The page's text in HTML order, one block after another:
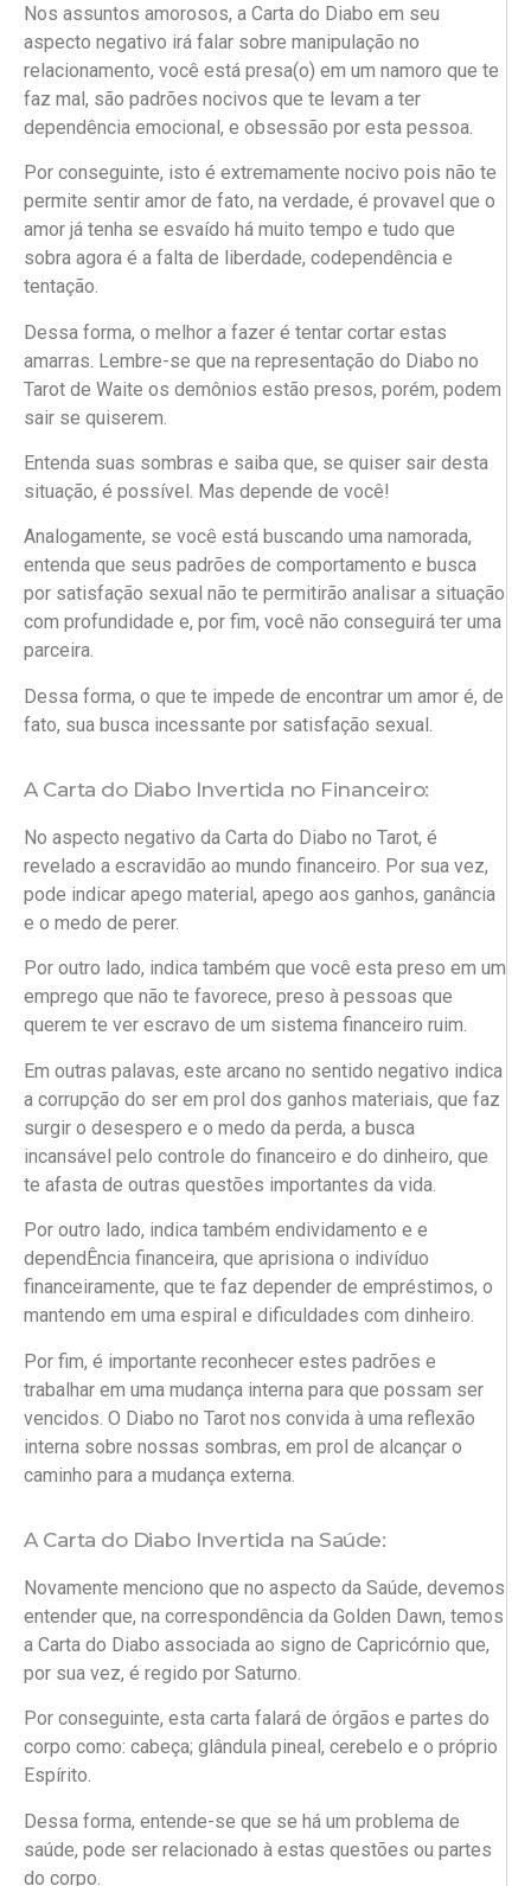
Nos assuntos amorosos, a Carta do Diabo em seu
aspecto negativo irá falar sobre manipulação no
relacionamento, você está presa(o) em um namoro que te
faz mal, são padrões nocivos que te levam a ter
dependência emocional, e obsessão por esta pessoa.
Por conseguinte, isto é extremamente nocivo pois não te
permite sentir amor de fato, na verdade, é provavel que o
amor já tenha se esvaído há muito tempo e tudo que
sobra agora é a falta de liberdade, codependência e
tentação.
Dessa forma, o melhor a fazer é tentar cortar estas
amarras. Lembre-se que na representação do Diabo no
Tarot de Waite os demônios estão presos, porém, podem
sair se quiserem.
Entenda suas sombras e saiba que, se quiser sair desta
situação, é possível. Mas depende de você!
Analogamente, se você está buscando uma namorada,
entenda que seus padrões de comportamento e busca
por satisfação sexual não te permitirão analisar a situação
com profundidade e, por fim, você não conseguirá ter uma
parceira.
Dessa forma, o que te impede de encontrar um amor é, de
fato, sua busca incessante por satisfação sexual.
A Carta do Diabo Invertida no Financeiro:
No aspecto negativo da Carta do Diabo no Tarot, é
revelado a escravidão ao mundo financeiro. Por sua vez,
pode indicar apego material, apego aos ganhos, ganância
e o medo de perer.
Por outro lado, indica também que você esta preso em um
emprego que não te favorece, preso à pessoas que
querem te ver escravo de um sistema financeiro ruim.
Em outras palavas, este arcano no sentido negativo indica
a corrupção do ser em prol dos ganhos materiais, que faz
surgir o desespero e o medo da perda, a busca
incansável pelo controle do financeiro e do dinheiro, que
te afasta de outras questões importantes da vida.
Por outro lado, indica também endividamento e e
dependÊncia financeira, que aprisiona o indivíduo
financeiramente, que te faz depender de empréstimos, o
mantendo em uma espiral e dificuldades com dinheiro.
Por fim, é importante reconhecer estes padrões e
trabalhar em uma mudança interna para que possam ser
vencidos. O Diabo no Tarot nos convida à uma reflexão
interna sobre nossas sombras, em prol de alcançar o
caminho para a mudança externa.
A Carta do Diabo Invertida na Saúde:
Novamente menciono que no aspecto da Saúde, devemos
entender que, na correspondência da Golden Dawn, temos
a Carta do Diabo associada ao signo de Capricórnio que,
por sua vez, é regido por Saturno.
Por conseguinte, esta carta falará de órgãos e partes do
corpo como: cabeça; glândula pineal, cerebelo e o próprio
Espírito.
Dessa forma, entende-se que se há um problema de
saúde, pode ser relacionado à estas questões ou partes
do corpo.